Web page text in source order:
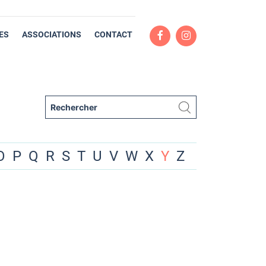
ASSOCIATIONS CONTACT
P Q R S T U V W X Y Z